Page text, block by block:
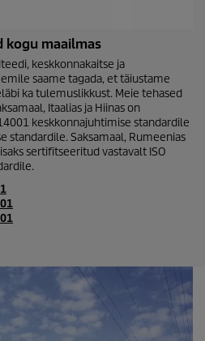
maailmas
keskkonnakaitse ja
saame tagada, et täiustame
ka tulemuslikkust. Meie tehased
Itaalias ja Hiinas on
keskkonnajuhtimise standardile
standardile. Saksamaal, Rumeenias
sertifitseeritud vastavalt ISO